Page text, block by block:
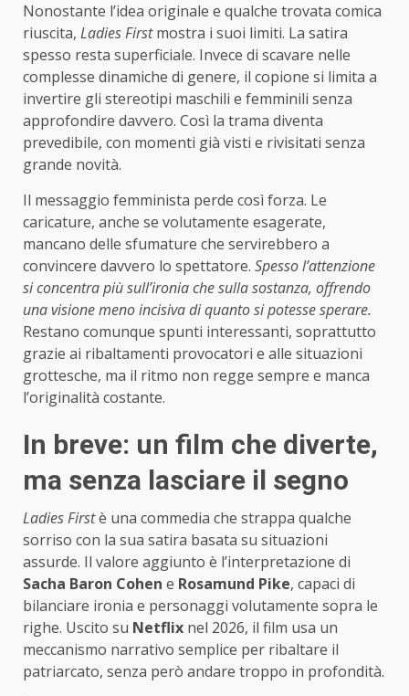
Nonostante l’idea originale e qualche trovata comica
riuscita, Ladies Firstmostra i suoi limiti. La satira
spesso resta superficiale. Invece di scavare nelle
complesse dinamiche di genere, il copione si limita a
invertire gli stereotipi maschili e femminili senza
approfondire davvero. Così la trama diventa
prevedibile, con momenti già visti e rivisitati senza
grande novità.
Il messaggio femminista perde così forza. Le
caricature, anche se volutamente esagerate,
mancano delle sfumature che servirebbero a
convincere davvero lo spettatore. Spesso l’attenzione
si concentra più sull’ironia che sulla sostanza, offrendo
una visione meno incisiva di quanto si potesse sperare.
Restano comunque spunti interessanti, soprattutto
grazie ai ribaltamenti provocatori e alle situazioni
grottesche, ma il ritmo non regge sempre e manca
l’originalità costante.
In breve: un film che diverte,
ma senza lasciare il segno
Ladies Firstè una commedia che strappa qualche
sorriso con la sua satira basata su situazioni
assurde. Il valore aggiunto è l’interpretazione di
Sacha Baron Cohen e Rosamund Pike, capaci di
bilanciare ironia e personaggi volutamente sopra le
righe. Uscito su Netflix nel 2026, il film usa un
meccanismo narrativo semplice per ribaltare il
patriarcato, senza però andare troppo in profondità.